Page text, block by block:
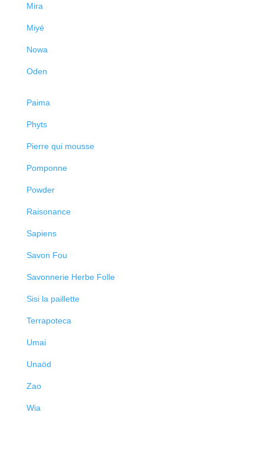
Mira
Miyé
Nowa
Oden
Paima
Phyts
Pierre qui mousse
Pomponne
Powder
Raisonance
Sapiens
Savon Fou
Savonnerie Herbe Folle
Sisi la paillette
Terrapoteca
Umai
Unaöd
Zao
Wia